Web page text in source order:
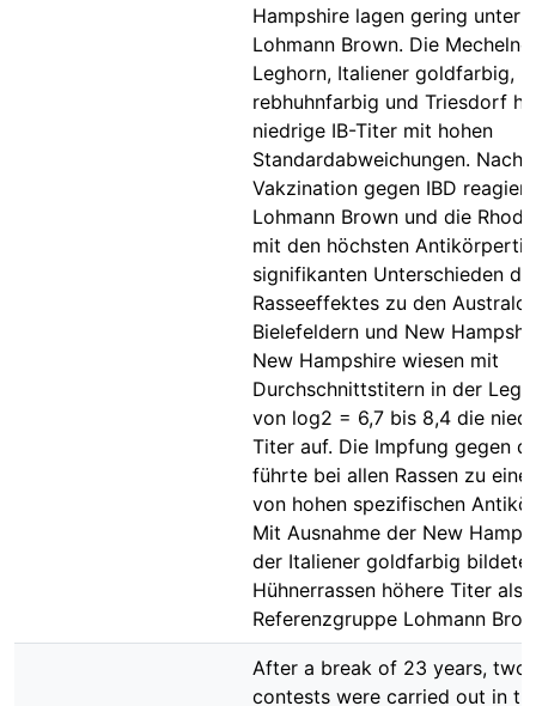
Hampshire lagen gering unter
Lohmann Brown. Die
Leghorn, Italiener goldfarbig,
rebhuhnfarbig und Triesdorf
niedrige IB-Titer mit hohen
Standardabweichungen. Nach
Vakzination gegen IBD
Lohmann Brown und die
mit den höchsten
signifikanten Unterschieden
Rasseeffektes zu den
Bielefeldern und New
New Hampshire wiesen mit
Durchschnittstitern in der
von log2 = 6,7 bis 8,4 die
Titer auf. Die Impfung gegen
führte bei allen Rassen zu
von hohen spezifischen
Mit Ausnahme der New
der Italiener goldfarbig
Hühnerrassen höhere Titer als
Referenzgruppe Lohmann
After a break of 23 years, two
contests were carried out in